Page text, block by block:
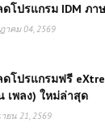
โปรแกรม IDM ภา
าคม 04, 2569
โปรแกรมฟรี
เพลง) ใหม่ล่าสุด
ยน 21, 2569